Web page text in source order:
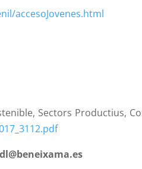
accesoJovenes.html
Sectors Productius,